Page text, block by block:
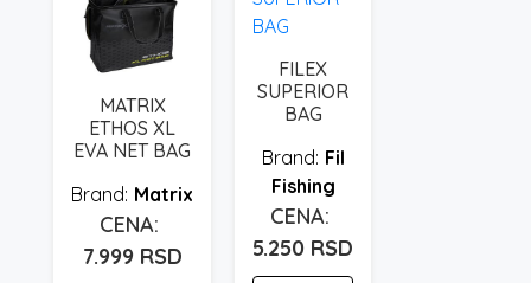
MATRIX
ETHOS XL
EVA NET BAG
Matrix
7.999 RSD
FILEX
SUPERIOR
BAG
Fil
Fishing
5.250 RSD